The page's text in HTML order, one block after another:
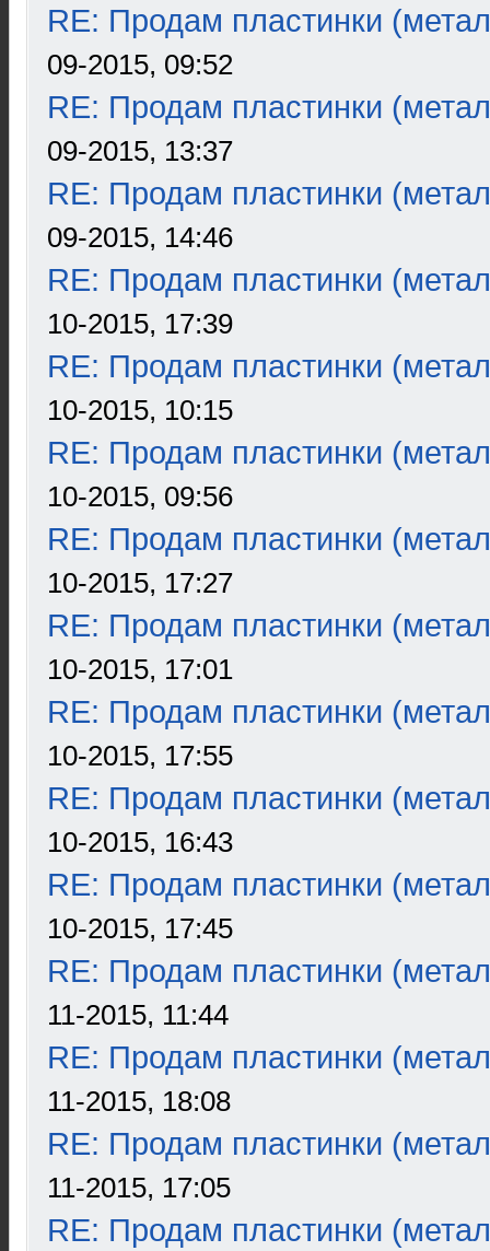
RE: Продам пластинки
09-2015, 09:52
RE: Продам пластинки
09-2015, 13:37
RE: Продам пластинки
09-2015, 14:46
RE: Продам пластинки
10-2015, 17:39
RE: Продам пластинки
10-2015, 10:15
RE: Продам пластинки
10-2015, 09:56
RE: Продам пластинки
10-2015, 17:27
RE: Продам пластинки
10-2015, 17:01
RE: Продам пластинки
10-2015, 17:55
RE: Продам пластинки
10-2015, 16:43
RE: Продам пластинки
10-2015, 17:45
RE: Продам пластинки
11-2015, 11:44
RE: Продам пластинки
11-2015, 18:08
RE: Продам пластинки
11-2015, 17:05
RE: Продам пластинки